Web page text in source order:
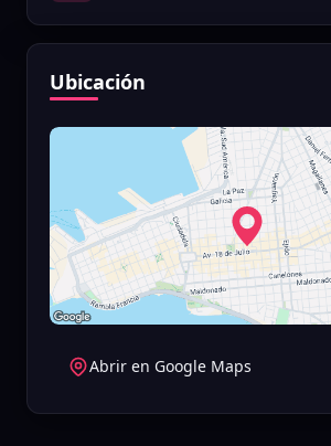
Ubicación
Abrir en Google Maps